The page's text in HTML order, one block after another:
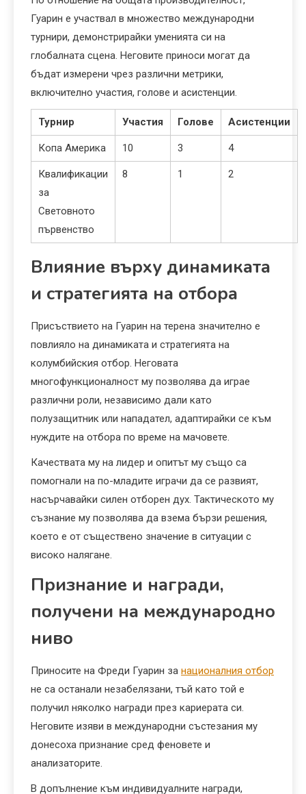
Гуарин е участвал в множество международни
турнири, демонстрирайки уменията си на
глобалната сцена. Неговите приноси могат да
бъдат измерени чрез различни метрики,
включително участия, голове и асистенции.
Турнир Участия Голове Асистенции
Копа Америка 10 3 4
Квалификации
за
Световното
първенство
8 1 2
Влияние върху динамиката
и стратегията на отбора
Присъствието на Гуарин на терена значително е
повлияло на динамиката и стратегията на
колумбийския отбор. Неговата
многофункционалност му позволява да играе
различни роли, независимо дали като
полузащитник или нападател, адаптирайки се към
нуждите на отбора по време на мачовете.
Качествата му на лидер и опитът му също са
помогнали на по-младите играчи да се развият,
насърчавайки силен отборен дух. Тактическото му
съзнание му позволява да взема бързи решения,
което е от съществено значение в ситуации с
високо налягане.
Признание и награди,
получени на международно
ниво
Приносите на Фреди Гуарин за националния отбор
не са останали незабелязани, тъй като той е
получил няколко награди през кариерата си.
Неговите изяви в международни състезания му
донесоха признание сред феновете и
анализаторите.
В допълнение към индивидуалните награди,